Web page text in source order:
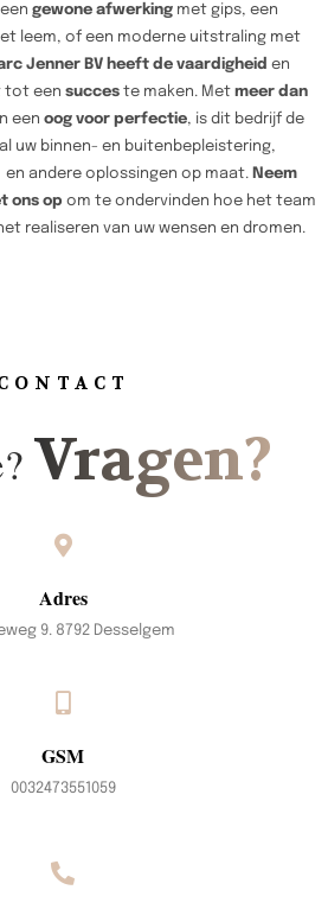
gewone afwerking met gips, een
leem, of een moderne uitstraling met
Jenner BV heeft de vaardigheid en
tot een succes te maken. Met meer dan
een oog voor perfectie, is dit bedrijf de
uw binnen- en buitenbepleistering,
andere oplossingen op maat. Neem
ons op om te ondervinden hoe het team
realiseren van uw wensen en dromen.
Vragen?
Adres
9. 8792 Desselgem
GSM
0032473551059